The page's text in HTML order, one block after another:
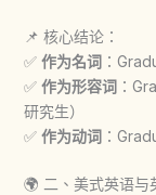
📌 核心结论：
✅ 作为名词：
✅ 作为形容词：
研究生）
✅ 作为动词：
🌍 二、美式英语与